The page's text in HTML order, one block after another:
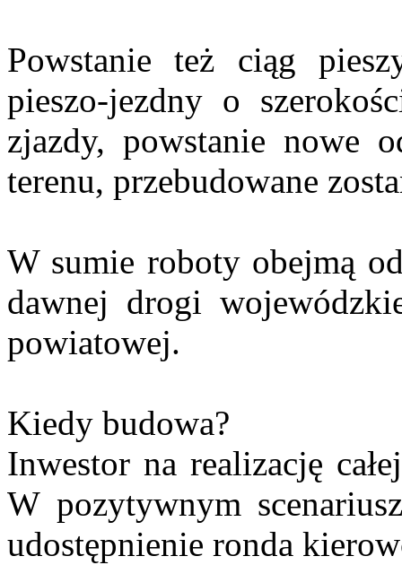
Powstanie też ciąg
pieszo-jezdny o
zjazdy, powstanie nowe
terenu, przebudowane
W sumie roboty obejmą
dawnej drogi
powiatowej.
Kiedy budowa?
Inwestor na realizację
W pozytywnym
udostępnienie ronda